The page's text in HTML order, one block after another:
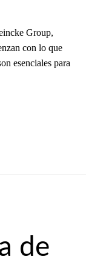
Group,
con lo que
esenciales para
de